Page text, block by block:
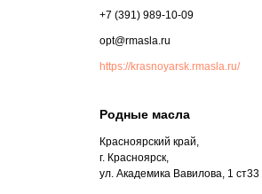
https://krasnoyarsk.rmasla.ru/
+7 (391) 989-10-09
opt@rmasla.ru
Родные масла
Красноярский край,
г. Красноярск,
ул. Академика Вавилова, 1 ст33